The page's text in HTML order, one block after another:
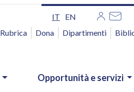
IT EN
Rubrica Dona Dipartimenti
Opportunità e servizi